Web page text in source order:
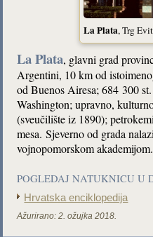
La Plata, Trg
La Plata, glavni grad
Argentini, 10 km od
od Buenos Airesa; 684 300
Washington; upravno,
(sveučilište iz 1890);
mesa. Sjeverno od grada
vojnopomorskom akademijom.
POGLEDAJ NATUKNICU U
Hrvatska enciklopedija
Ažurirano: 2. ožujka 2018.